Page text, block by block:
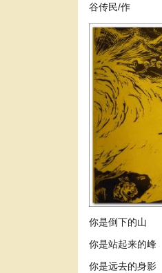
谷传民/作
你是倒下的山
你是站起来的峰
你是远去的身影